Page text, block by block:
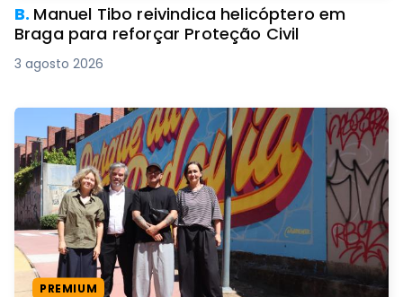
B. Manuel Tibo reivindica helicóptero em
Braga para reforçar Proteção Civil
3 agosto 2026
PREMIUM